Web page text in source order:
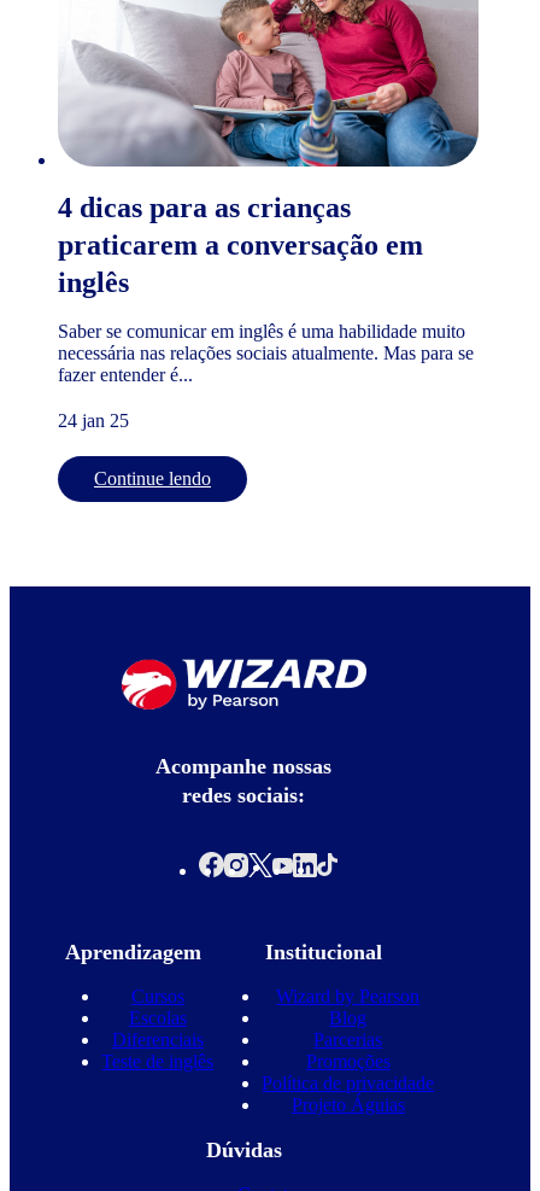
4 dicas para as crianças
praticarem a conversação em
inglês
Saber se comunicar em inglês é uma habilidade muito
necessária nas relações sociais atualmente. Mas para se
fazer entender é...
24 jan 25
Continue lendo
Acompanhe nossas
redes sociais:
Aprendizagem
Cursos
Escolas
Diferenciais
Teste de inglês
Institucional
Wizard by Pearson
Blog
Parcerias
Promoções
Política de privacidade
Projeto Águias
Dúvidas